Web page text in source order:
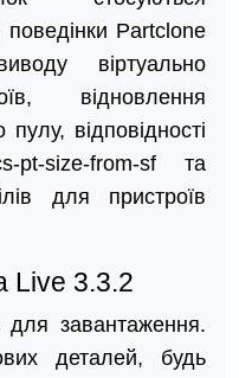
поведінки Partclone
віртуально
відновлення
відповідності
pt-size-from-sf та
для пристроїв
Live 3.3.2
завантаження.
деталей, будь